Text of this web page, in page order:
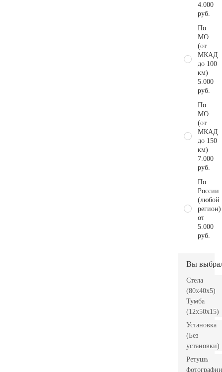
4.000
руб.
По
МО
(от
МКАД
до 100
км)
5.000
руб.
По
МО
(от
МКАД
до 150
км)
7.000
руб.
По
России
(любой
регион)
от
5.000
руб.
Вы
Стела
(80x40x5)
Тумба
(12x50x15)
Установка
(Без
установки)
Ретушь
фотографии